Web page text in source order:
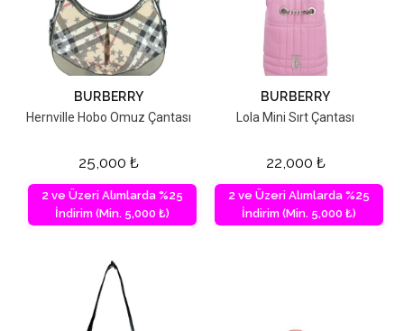
BURBERRY
Hernville Hobo Omuz Çantası
25,000 ₺
2 ve Üzeri Alımlarda %25
İndirim (Min. 5,000 ₺)
BURBERRY
Lola Mini Sırt Çantası
22,000 ₺
2 ve Üzeri Alımlarda %25
İndirim (Min. 5,000 ₺)